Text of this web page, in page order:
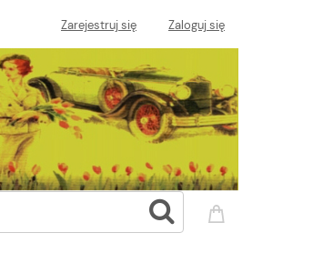
Zarejestruj się Zaloguj się